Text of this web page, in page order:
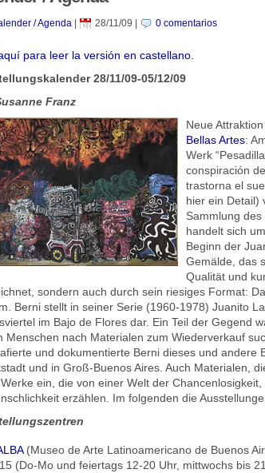
/ Agenda| 28/11/09 0 comentarios
para leer la versión en castellano.
28/11/09-05/12/09
Franz
Neue
Bellas Artes:
Werk
conspiración
trastorna el
hier ein Detail)
Sammlung
handelt sich
Beginn der
Gemälde, das
Qualität und
sondern auch durch sein riesiges Format:
Berni stellt in seiner Serie (1960-1978) Juanito
im Bajo de Flores dar. Ein Teil der Gegend
Menschen nach Materialen zum Wiederverkauf
und dokumentierte Berni dieses und andere
und in Groß-Buenos Aires. Auch Materialen,
ein, die von einer Welt der
erzählen. Im folgenden die
(Museo de Arte Latinoamericano de Buenos
(Do-Mo und feiertags 12-20 Uhr, mittwochs bis